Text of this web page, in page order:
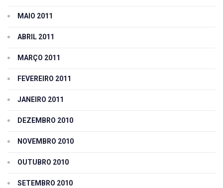
MAIO 2011
ABRIL 2011
MARÇO 2011
FEVEREIRO 2011
JANEIRO 2011
DEZEMBRO 2010
NOVEMBRO 2010
OUTUBRO 2010
SETEMBRO 2010